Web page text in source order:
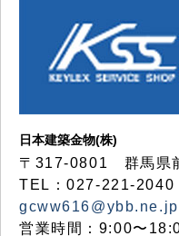
日本建築金物(株)
〒317‐0801 群馬県
TEL：027-221-
gcww616@ybb.ne.jp
営業時間：9:00〜